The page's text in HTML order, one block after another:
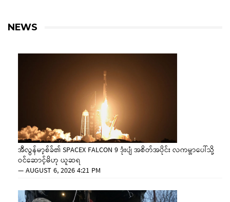
NEWS
အီလွန်မာ့စ်ခ်၏ SPACEX FALCON 9 ဒုံးပျံ အစိတ်အပိုင်း လကမ္ဘာပေါ်သို့
ဝင်ဆောင့်မိဟု ယူဆရ
—AUGUST 6, 2026 4:21 PM